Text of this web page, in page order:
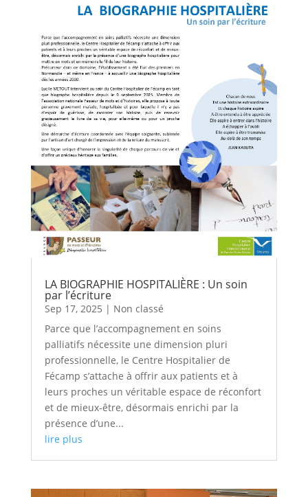
LA BIOGRAPHIE HOSPITALIÈRE : Un soin
par l’écriture
Sep 17, 2025 | Non classé
Parce que l’accompagnement en soins
palliatifs nécessite une dimension pluri
professionnelle, le Centre Hospitalier de
Fécamp s’attache à offrir aux patients et à
leurs proches un véritable espace de réconfort
et de mieux-être, désormais enrichi par la
présence d’une...
lire plus